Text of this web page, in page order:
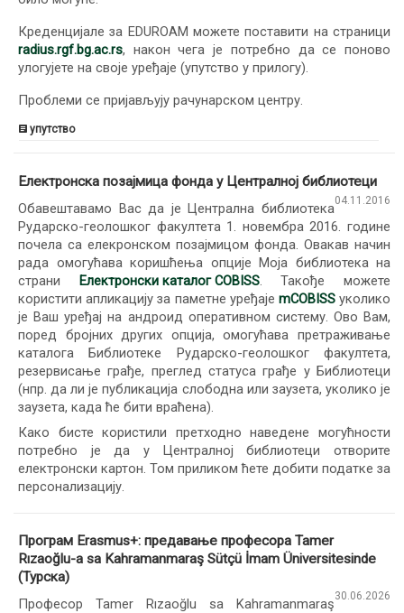
Креденцијале за EDUROAM можете поставити на страници
radius.rgf.bg.ac.rs, након чега је потребно да се поново
улогујете на своје уређаје (упутство у прилогу).
Проблеми се пријављују рачунарском центру.
упутство
Електронска позајмица фонда у Централној библиотеци
04.11.2016
Обавештавамо Вас да је Централна библиотека
Рударско-геолошког факултета 1. новембра 2016. године
почела са елекронском позајмицом фонда. Овакав начин
рада омогућава коришћења опције Моја библиотека на
страни Eлектронски каталог COBISS. Такође можете
користити апликацију за паметне уређаје mCOBISSуколико
је Ваш уређај на андроид оперативном систему. Ово Вам,
поред бројних других опција, омогућава претраживање
каталога Библиотеке Рударско-геолошког факултета,
резервисање грађе, преглед статуса грађе у Библиотеци
(нпр. да ли је публикација слободна или заузета, уколико је
заузета, када ће бити враћена).
Како бисте користили претходно наведене могућности
потребно је да у Централној библиотеци отворите
електронски картон. Том приликом ћете добити податке за
персонализацију.
Програм Erasmus+: предавање професора Tamer
Rızaoğlu-а sa Kahramanmaraş Sütçü İmam Üniversitesinde
(Турска)
30.06.2026
Професор Tamer Rızaoğlu sa Kahramanmaraş